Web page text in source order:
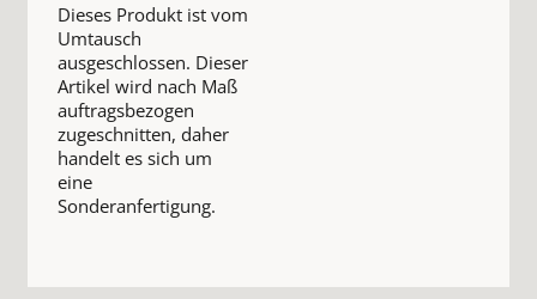
Dieses Produkt ist vom
Umtausch
ausgeschlossen. Dieser
Artikel wird nach Maß
auftragsbezogen
zugeschnitten, daher
handelt es sich um
eine
Sonderanfertigung.